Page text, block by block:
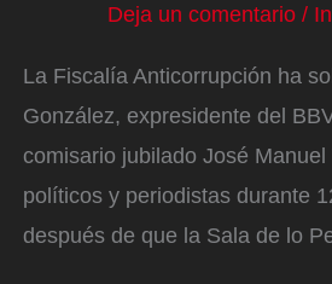
Deja un comentario /
La Fiscalía Anticorrupción ha
González, expresidente del
comisario jubilado José
políticos y periodistas durante
después de que la Sala de lo